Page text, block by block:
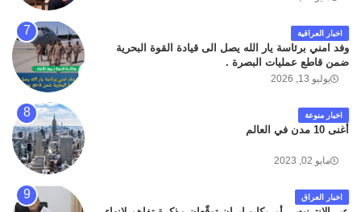
اخبار العراقية
وفد امني برئاسة يار الله يصل الى قيادة القوة البحرية
ضمن قاطع عمليات البصرة .
يوليو 13, 2026
اخبار منوعة
أغنى 10 مدن في العالم
مايو 02, 2023
اخبار العراق